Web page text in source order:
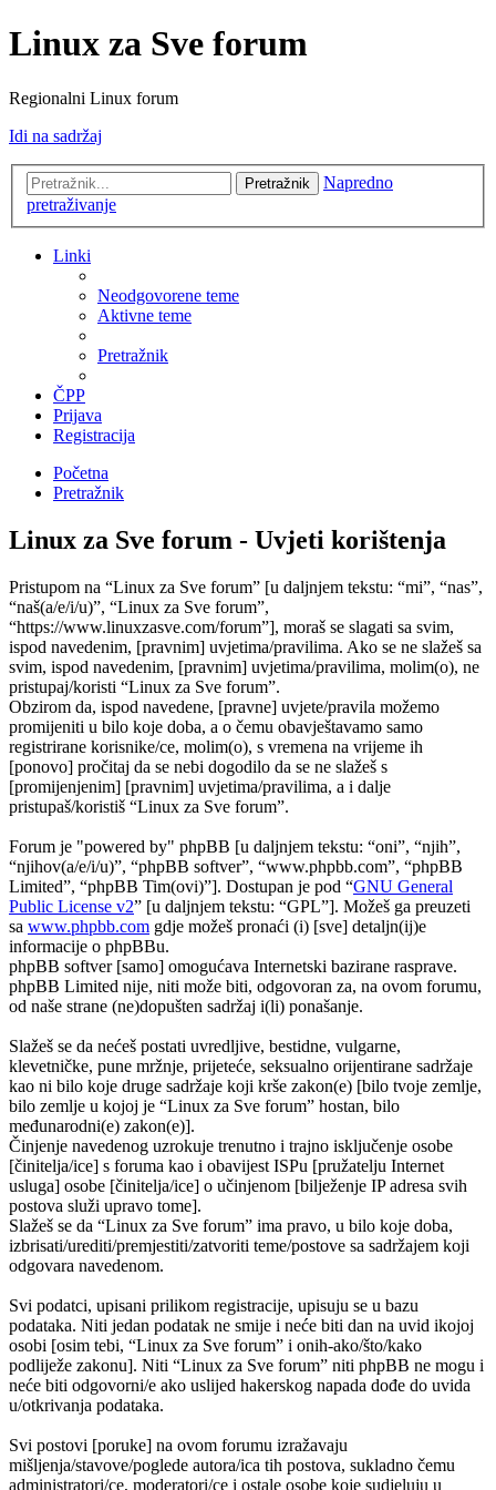
Linux za Sve forum
Regionalni Linux forum
Idi na sadržaj
Pretražnik
Napredno
pretraživanje
Linki
Neodgovorene teme
Aktivne teme
Pretražnik
ČPP
Prijava
Registracija
Početna
Pretražnik
Linux za Sve forum - Uvjeti korištenja
Pristupom na “Linux za Sve forum” [u daljnjem tekstu: “mi”, “nas”,
“naš(a/e/i/u)”, “Linux za Sve forum”,
“https://www.linuxzasve.com/forum”], moraš se slagati sa svim,
ispod navedenim, [pravnim] uvjetima/pravilima. Ako se ne slažeš sa
svim, ispod navedenim, [pravnim] uvjetima/pravilima, molim(o), ne
pristupaj/koristi “Linux za Sve forum”.
Obzirom da, ispod navedene, [pravne] uvjete/pravila možemo
promijeniti u bilo koje doba, a o čemu obavještavamo samo
registrirane korisnike/ce, molim(o), s vremena na vrijeme ih
[ponovo] pročitaj da se nebi dogodilo da se ne slažeš s
[promijenjenim] [pravnim] uvjetima/pravilima, a i dalje
pristupaš/koristiš “Linux za Sve forum”.
Forum je "powered by" phpBB [u daljnjem tekstu: “oni”, “njih”,
“njihov(a/e/i/u)”, “phpBB softver”, “www.phpbb.com”, “phpBB
Limited”, “phpBB Tim(ovi)”]. Dostupan je pod “GNU General
Public License v2” [u daljnjem tekstu: “GPL”]. Možeš ga preuzeti
sa www.phpbb.com gdje možeš pronaći (i) [sve] detaljn(ij)e
informacije o phpBBu.
phpBB softver [samo] omogućava Internetski bazirane rasprave.
phpBB Limited nije, niti može biti, odgovoran za, na ovom forumu,
od naše strane (ne)dopušten sadržaj i(li) ponašanje.
Slažeš se da nećeš postati uvredljive, bestidne, vulgarne,
klevetničke, pune mržnje, prijeteće, seksualno orijentirane sadržaje
kao ni bilo koje druge sadržaje koji krše zakon(e) [bilo tvoje zemlje,
bilo zemlje u kojoj je “Linux za Sve forum” hostan, bilo
međunarodni(e) zakon(e)].
Činjenje navedenog uzrokuje trenutno i trajno isključenje osobe
[činitelja/ice] s foruma kao i obavijest ISPu [pružatelju Internet
usluga] osobe [činitelja/ice] o učinjenom [bilježenje IP adresa svih
postova služi upravo tome].
Slažeš se da “Linux za Sve forum” ima pravo, u bilo koje doba,
izbrisati/urediti/premjestiti/zatvoriti teme/postove sa sadržajem koji
odgovara navedenom.
Svi podatci, upisani prilikom registracije, upisuju se u bazu
podataka. Niti jedan podatak ne smije i neće biti dan na uvid ikojoj
osobi [osim tebi, “Linux za Sve forum” i onih-ako/što/kako
podliježe zakonu]. Niti “Linux za Sve forum” niti phpBB ne mogu i
neće biti odgovorni/e ako uslijed hakerskog napada dođe do uvida
u/otkrivanja podataka.
Svi postovi [poruke] na ovom forumu izražavaju
mišljenja/stavove/poglede autora/ica tih postova, sukladno čemu
administratori/ce, moderatori/ce i ostale osobe koje sudjeluju u